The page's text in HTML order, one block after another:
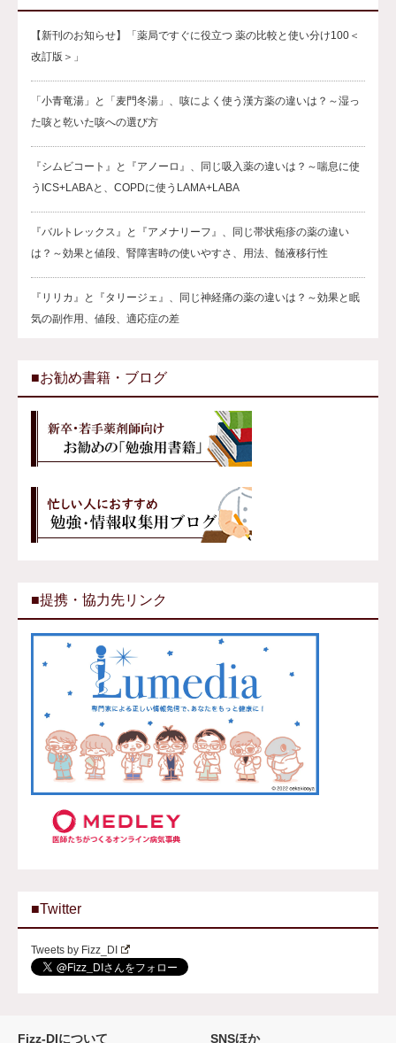
【新刊のお知らせ】「薬局ですぐに役立つ 薬の比較と使い分け100＜
改訂版＞」
「小青竜湯」と「麦門冬湯」、咳によく使う漢方薬の違いは？～湿っ
た咳と乾いた咳への選び方
『シムビコート』と『アノーロ』、同じ吸入薬の違いは？～喘息に使
うICS+LABAと、COPDに使うLAMA+LABA
『バルトレックス』と『アメナリーフ』、同じ帯状疱疹の薬の違い
は？～効果と値段、腎障害時の使いやすさ、用法、髄液移行性
『リリカ』と『タリージェ』、同じ神経痛の薬の違いは？～効果と眠
気の副作用、値段、適応症の差
■お勧め書籍・ブログ
■提携・協力先リンク
■Twitter
Tweets by Fizz_DI
Fizz-DIについて SNSほか